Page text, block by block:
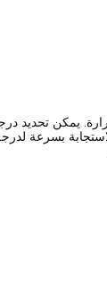
والاستجابة بسرعة